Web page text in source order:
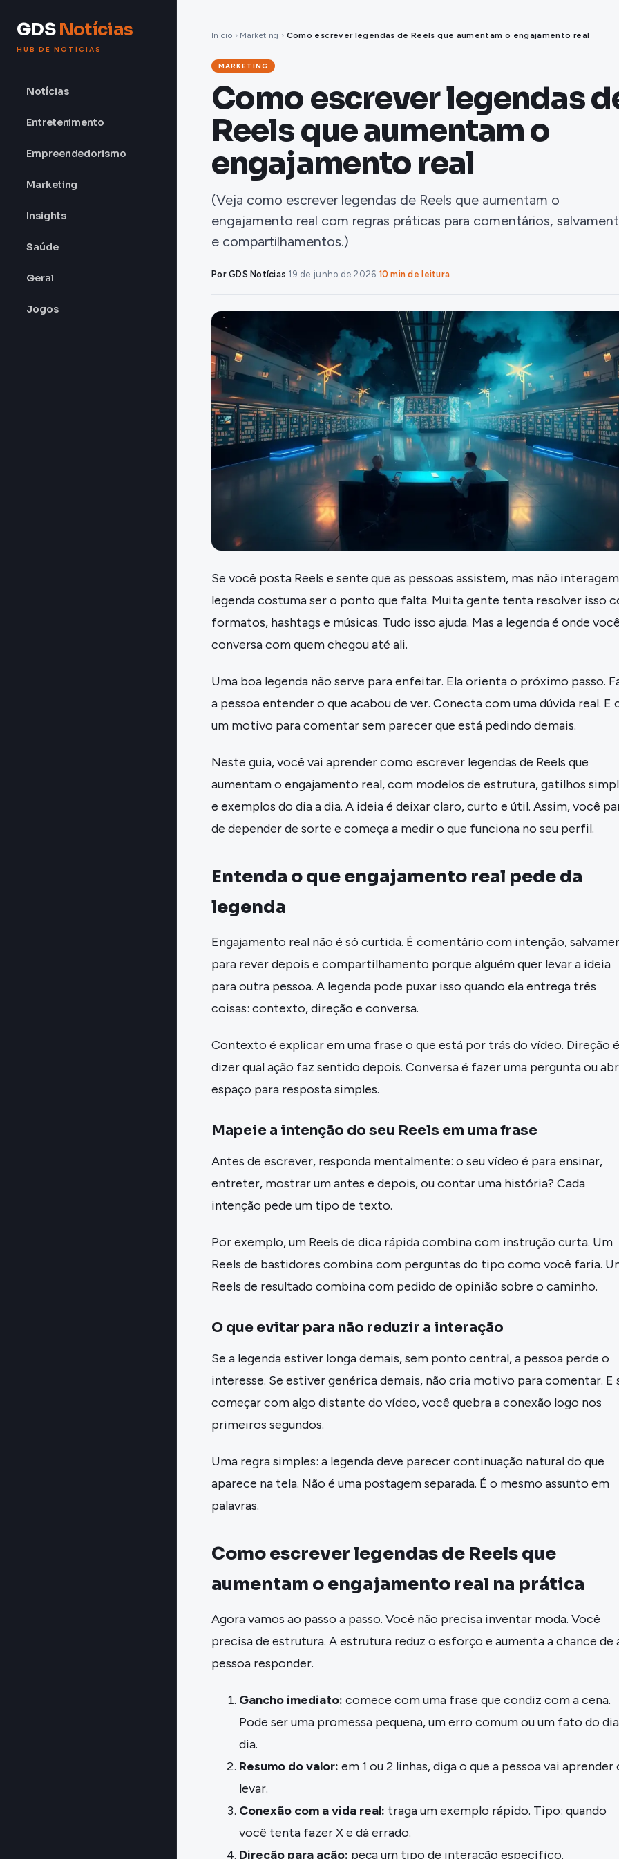
GDSNotícias
HUB DE NOTÍCIAS
Notícias
Entretenimento
Empreendedorismo
Marketing
Insights
Saúde
Geral
Jogos
Início › Marketing › Como escrever legendas de Reels que aumentam o engajamento real
MARKETING
Como escrever legendas
Reels que aumentam o
engajamento real
(Veja como escrever legendas de Reels que aumentam o
engajamento real com regras práticas para comentários,
e compartilhamentos.)
Por GDS Notícias·19 de junho de 2026·10 min de leitura
Se você posta Reels e sente que as pessoas assistem, mas não
legenda costuma ser o ponto que falta. Muita gente tenta resolver isso
formatos, hashtags e músicas. Tudo isso ajuda. Mas a legenda é onde você
conversa com quem chegou até ali.
Uma boa legenda não serve para enfeitar. Ela orienta o próximo passo.
a pessoa entender o que acabou de ver. Conecta com uma dúvida real. E
um motivo para comentar sem parecer que está pedindo demais.
Neste guia, você vai aprender como escrever legendas de Reels que
aumentam o engajamento real, com modelos de estrutura, gatilhos
e exemplos do dia a dia. A ideia é deixar claro, curto e útil. Assim, você
de depender de sorte e começa a medir o que funciona no seu perfil.
Entenda o que engajamento real pede da
legenda
Engajamento real não é só curtida. É comentário com intenção,
para rever depois e compartilhamento porque alguém quer levar a ideia
para outra pessoa. A legenda pode puxar isso quando ela entrega três
coisas: contexto, direção e conversa.
Contexto é explicar em uma frase o que está por trás do vídeo. Direção é
dizer qual ação faz sentido depois. Conversa é fazer uma pergunta ou
espaço para resposta simples.
Mapeie a intenção do seu Reels em uma frase
Antes de escrever, responda mentalmente: o seu vídeo é para ensinar,
entreter, mostrar um antes e depois, ou contar uma história? Cada
intenção pede um tipo de texto.
Por exemplo, um Reels de dica rápida combina com instrução curta. Um
Reels de bastidores combina com perguntas do tipo como você faria.
Reels de resultado combina com pedido de opinião sobre o caminho.
O que evitar para não reduzir a interação
Se a legenda estiver longa demais, sem ponto central, a pessoa perde o
interesse. Se estiver genérica demais, não cria motivo para comentar. E
começar com algo distante do vídeo, você quebra a conexão logo nos
primeiros segundos.
Uma regra simples: a legenda deve parecer continuação natural do que
aparece na tela. Não é uma postagem separada. É o mesmo assunto em
palavras.
Como escrever legendas de Reels que
aumentam o engajamento real na prática
Agora vamos ao passo a passo. Você não precisa inventar moda. Você
precisa de estrutura. A estrutura reduz o esforço e aumenta a chance de
pessoa responder.
Gancho imediato: comece com uma frase que condiz com a cena.
Pode ser uma promessa pequena, um erro comum ou um fato do
dia.
Resumo do valor: em 1 ou 2 linhas, diga o que a pessoa vai aprender
levar.
Conexão com a vida real: traga um exemplo rápido. Tipo: quando
você tenta fazer X e dá errado.
Direção para ação: peça um tipo de interação específico.